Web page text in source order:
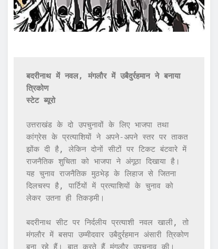
बदरीनाथ में नवल, मंगलौर में उबैदुर्रहमान ने बनाया
त्रिकोण
स्टेट ब्यूरो
उत्तराखंड के दो उपचुनावों के लिए भाजपा तथा
कांग्रेस के प्रत्याशियों ने अपने-अपने स्तर पर ताकत
झोंक दी है, लेकिन दोनों सीटों पर टिकट बंटवारे में
राजनैतिक शुचिता को भाजपा ने अंगूठा दिखाया है।
यह चुनाव राजनैतिक मुठभेड़ के लिहाज से जितना
दिलचस्प है, पार्टियों में प्रत्याशियों के चुनाव को
लेकर उतना ही तिकड़मी।
बदरीनाथ सीट पर निर्दलीय प्रत्याशी नवल खाली, तो
मंगलौर में बसपा उम्मीदवार उबैदुर्रहमान अंसारी त्रिकोण
बना रहे हैं। बात करते हैं मंगलौर उपचुनाव की।